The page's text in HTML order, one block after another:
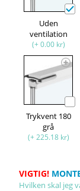
Uden
ventilation
(+ 0.00 kr)
Trykvent 180
grå
(+ 225.18 kr)
VIGTIG!
Hvilken skal jeg